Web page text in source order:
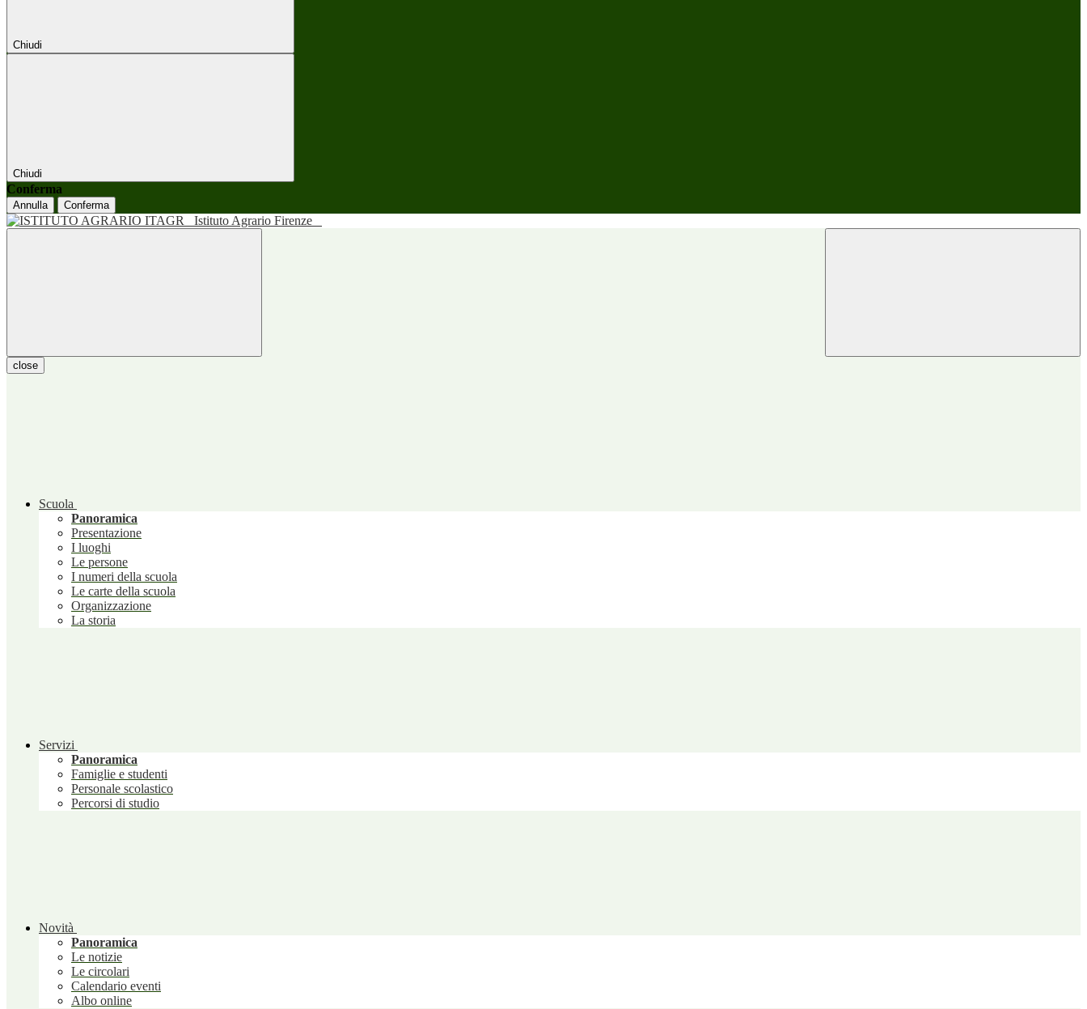
Chiudi
Chiudi
Conferma
Annulla Conferma
Istituto Agrario Firenze
close
Scuola
Panoramica
Presentazione
I luoghi
Le persone
I numeri della scuola
Le carte della scuola
Organizzazione
La storia
Servizi
Panoramica
Famiglie e studenti
Personale scolastico
Percorsi di studio
Novità
Panoramica
Le notizie
Le circolari
Calendario eventi
Albo online